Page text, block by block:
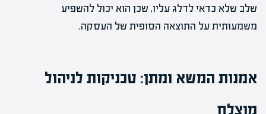
שלב שלא כדאי לדלג עליו, שכן הוא יכול להשפיע
משמעותית על התוצאה הסופית של העסקה.
אמנות המשא ומתן: טכניקות לניהול
מוצלח